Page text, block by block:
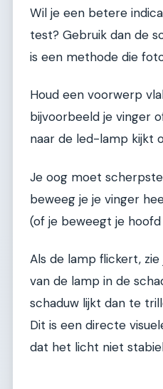
Wil je een betere
test? Gebruik dan de
is een methode die
Houd een voorwerp
bijvoorbeeld je vinger
naar de led-lamp kijkt
Je oog moet
beweeg je je vinger
(of je beweegt je hoofd
Als de lamp flickert,
van de lamp in de
schaduw lijkt dan te
Dit is een directe
dat het licht niet